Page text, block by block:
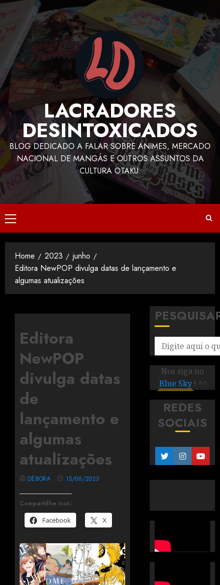
LACRADORES
DESINTOXICADOS
BLOG DEDICADO A FALAR SOBRE ANIMES, MERCADO
NACIONAL DE MANGÁS E OUTROS ASSUNTOS DA
CULTURA OTAKU.
Home 2023
junho
Editora NewPOP divulga datas de lançamento e
algumas atualizações
Editora
NewPOP
divulga datas
de
lançamento e
algumas
atualizações
Compartilhe isso:
Facebook
X
DÉBORA 15/06/2023
Nos siga no
Blue Sky ! ^^
REDES
SOCIAIS